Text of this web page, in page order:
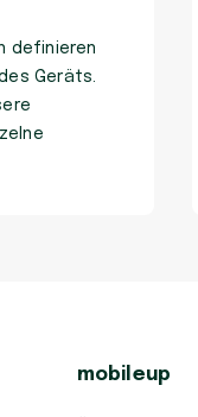
definieren
Geräts.
mobileup